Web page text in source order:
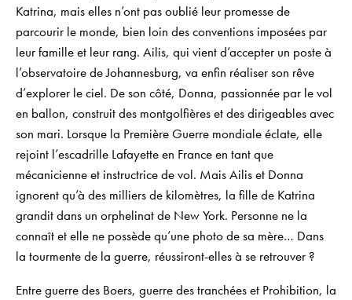
Katrina, mais elles n’ont pas oublié leur promesse de
parcourir le monde, bien loin des conventions imposées par
leur famille et leur rang. Ailis, qui vient d’accepter un poste à
l’observatoire de Johannesburg, va enfin réaliser son rêve
d’explorer le ciel. De son côté, Donna, passionnée par le vol
en ballon, construit des montgolfières et des dirigeables avec
son mari. Lorsque la Première Guerre mondiale éclate, elle
rejoint l’escadrille Lafayette en France en tant que
mécanicienne et instructrice de vol. Mais Ailis et Donna
ignorent qu’à des milliers de kilomètres, la fille de Katrina
grandit dans un orphelinat de New York. Personne ne la
connaît et elle ne possède qu’une photo de sa mère… Dans
la tourmente de la guerre, réussiront-elles à se retrouver ?
Entre guerre des Boers, guerre des tranchées et Prohibition, la